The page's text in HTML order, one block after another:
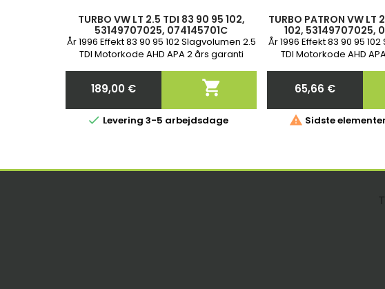
TURBO VW LT 2.5 TDI 83 90 95 102,
53149707025, 074145701C
År 1996 Effekt 83 90 95 102 Slagvolumen 2.5
TDI Motorkode AHD APA 2 års garanti
Pris
189,00 € 
 Levering 3-5 arbejdsdage
TURBO PATRON VW LT
102, 53149707025,
53149807025,
År 1996 Effekt 83 90 95
TDI Motorkode AHD
Pris
65,66 €
 Sidste